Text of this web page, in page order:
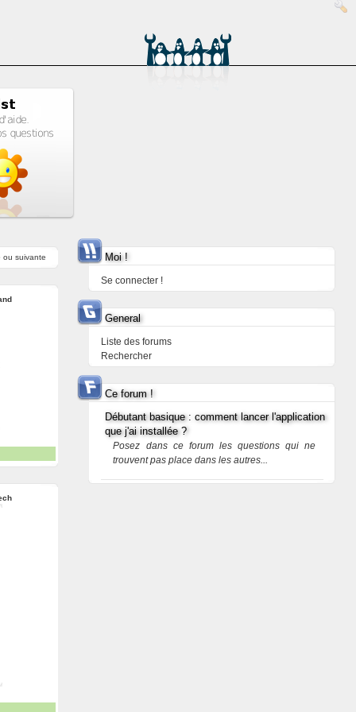
ou suivante Moi !
Se connecter !
General
Liste des forums
Rechercher
Ce forum !
Débutant basique : comment lancer l'application
que j'ai installée ?
Posez dans ce forum les questions qui ne
trouvent pas place dans les autres...